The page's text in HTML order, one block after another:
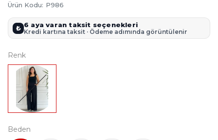
Ürün Kodu: P986
₺ 6 aya varan taksit seçenekleri
Kredi kartına taksit · Ödeme adımında görüntülenir
Renk
Beden